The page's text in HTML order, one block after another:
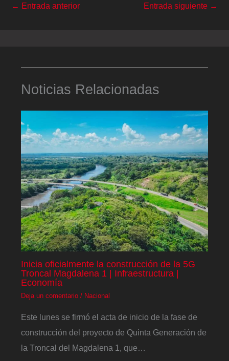
← Entrada anterior Entrada siguiente →
Noticias Relacionadas
Inicia oficialmente la construcción de la 5G
Troncal Magdalena 1 | Infraestructura |
Economía
Deja un comentario / Nacional
Este lunes se firmó el acta de inicio de la fase de
construcción del proyecto de Quinta Generación de
la Troncal del Magdalena 1, que…